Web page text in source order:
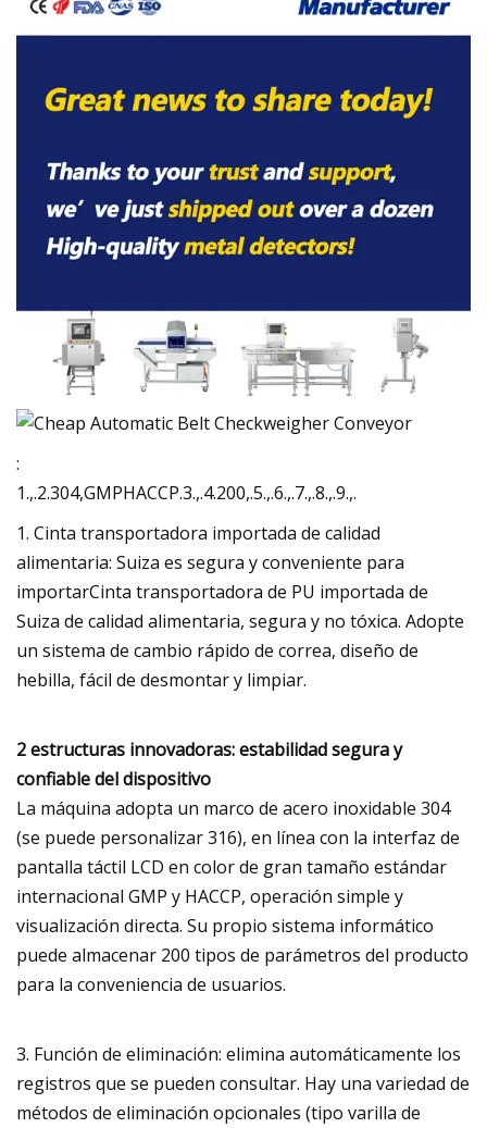
:
1.,.2.304,GMPHACCP.3.,.4.200,.5.,.6.,.7.,.8.,.9.,.
1. Cinta transportadora importada de calidad
alimentaria: Suiza es segura y conveniente para
importarCinta transportadora de PU importada de
Suiza de calidad alimentaria, segura y no tóxica. Adopte
un sistema de cambio rápido de correa, diseño de
hebilla, fácil de desmontar y limpiar.
2 estructuras innovadoras: estabilidad segura y
confiable del dispositivo
La máquina adopta un marco de acero inoxidable 304
(se puede personalizar 316), en línea con la interfaz de
pantalla táctil LCD en color de gran tamaño estándar
internacional GMP y HACCP, operación simple y
visualización directa. Su propio sistema informático
puede almacenar 200 tipos de parámetros del producto
para la conveniencia de usuarios.
3. Función de eliminación: elimina automáticamente los
registros que se pueden consultar. Hay una variedad de
métodos de eliminación opcionales (tipo varilla de